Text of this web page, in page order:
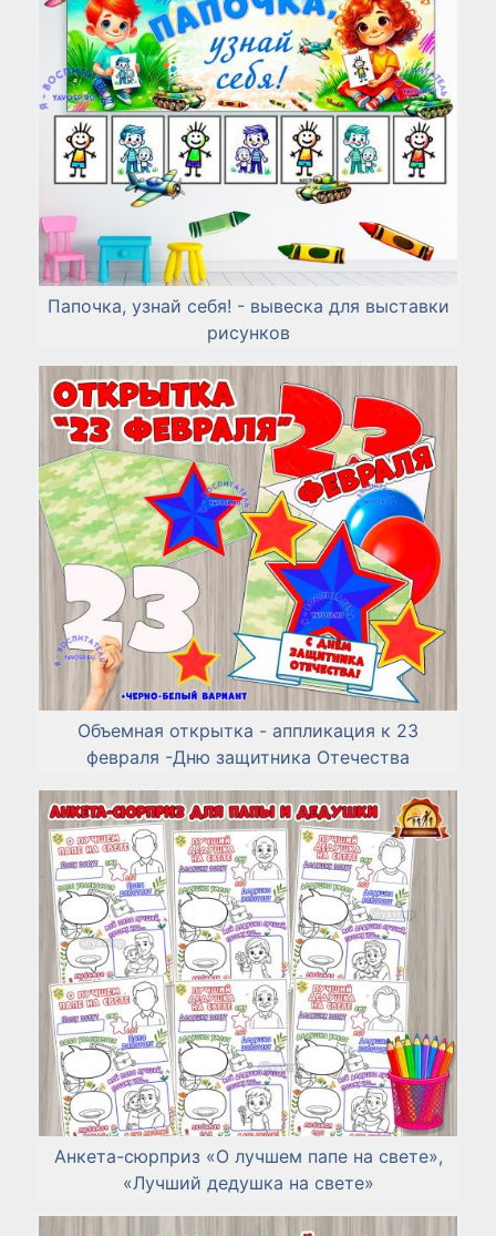
Папочка, узнай себя! - вывеска для выставки
рисунков
Объемная открытка - аппликация к 23
февраля -Дню защитника Отечества
Анкета-сюрприз «О лучшем папе на свете»,
«Лучший дедушка на свете»